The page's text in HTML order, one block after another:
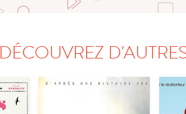
DÉCOUVREZ